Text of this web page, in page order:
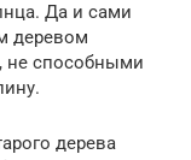
Да и сами
деревом
не способными
дерева